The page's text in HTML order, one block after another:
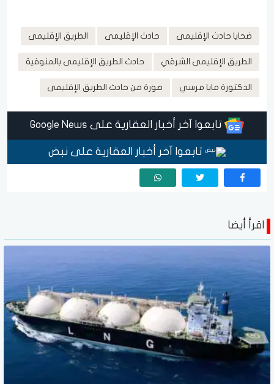
ضحايا حادث الإقليمى حادث الإقليمى الطريق الإقليمى
الطريق الإقليمى الشرقي حادث الطريق الإقليمى بالمنوفية
الدكتورة مايا مرسي صورة من حادث الطريق الإقليمى
تابعوا آخر أخبار العقارية على Google News
تابعوا آخر أخبار العقارية على نبض
اقرأ أيضا